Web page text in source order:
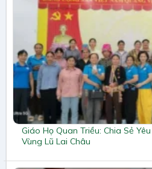
Giáo Họ Quan Triều: Chia Sẻ
Vùng Lũ Lai Châu